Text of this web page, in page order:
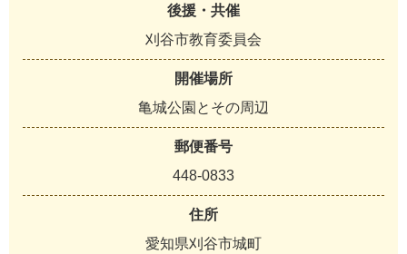
後援・共催
刈谷市教育委員会
開催場所
亀城公園とその周辺
郵便番号
448-0833
住所
愛知県刈谷市城町